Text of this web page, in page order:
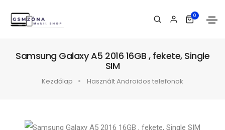
0
Samsung Galaxy A5 2016 16GB , fekete, Single
SIM
Kezdőlap Használt Androidos telefonok